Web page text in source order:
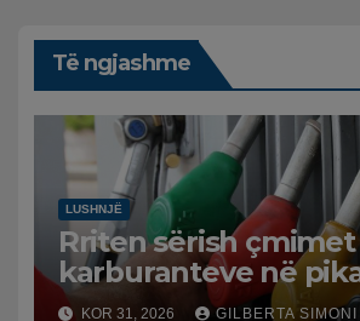
Të ngjashme
LUSHNJË
Rriten sërish çmimet
karburanteve në
karburanteve në
KOR 31, 2026 GILBERTA SIMONI